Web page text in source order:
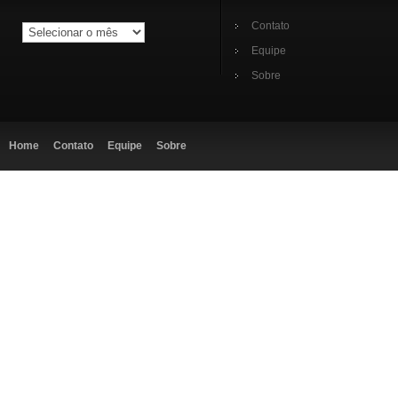
Contato
Equipe
Sobre
Home Contato Equipe Sobre